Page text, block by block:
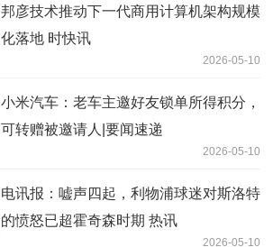
邦彦技术推动下一代商用计算机架构规模
化落地 时快讯
2026-05-10
小米汽车：老车主邀好友锁单所得积分，
可转赠被邀请人|要闻速递
2026-05-10
电讯报：嘘声四起，利物浦球迷对斯洛特
的愤怒已超霍奇森时期 热讯
2026-05-10